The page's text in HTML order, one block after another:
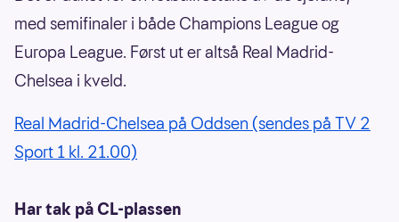
med semifinaler i både Champions League og
Europa League. Først ut er altså Real Madrid-
Chelsea i kveld.
Real Madrid-Chelsea på Oddsen (sendes på TV 2
Sport 1 kl. 21.00)
Har tak på CL-plassen